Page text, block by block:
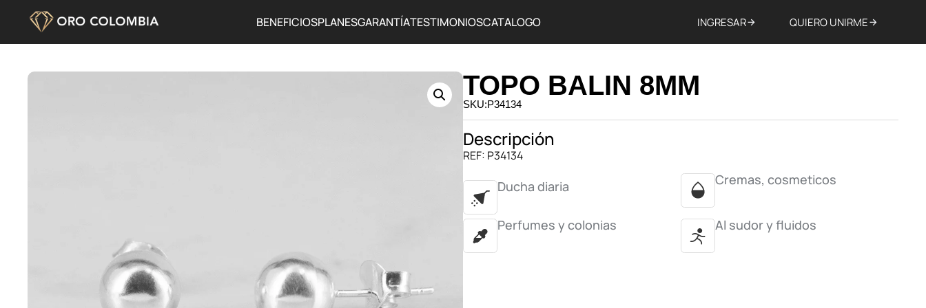
BENEFICIOSPLANESGARANTÍATESTIMONIOSCATALOGO INGRESAR QUIERO UNIRME
TOPO BALIN 8MM
SKU:P34134
Descripción
REF: P34134
Ducha diaria Cremas, cosmeticos
Perfumes y colonias Al sudor y fluidos